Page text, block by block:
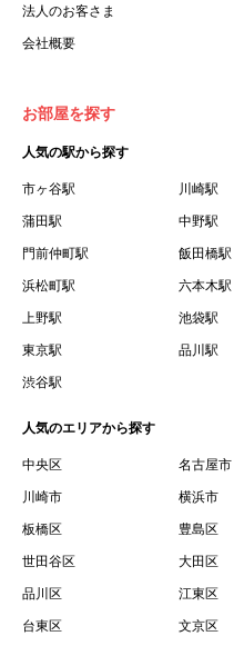
５.「会員」とは、第２章
た個人を意味します。
録した情報、本サービス利
った場合の当該情報を意味
７.「本会員制度」とは、
進を目的とした会員制度を
借契約書およびオプション
９.「契約期間開始日」と
「賃貸借契約」と言います
賃借権が発生する日を意味
するために、選んだ物件を
１１.「予約情報」とは、
所定の情報を意味します。
１２.「キャンセル」とは
開始日前までに、利用者が
味します。
法人のお客さま
会社概要
お部屋を探す
人気の駅から探す
市ヶ谷駅 川崎駅
蒲田駅 中野駅
門前仲町駅 飯田橋駅
浜松町駅 六本木駅
上野駅 池袋駅
東京駅 品川駅
渋谷駅
人気のエリアから探す
中央区 名古屋市
川崎市 横浜市
板橋区 豊島区
世田谷区 大田区
品川区 江東区
台東区 文京区